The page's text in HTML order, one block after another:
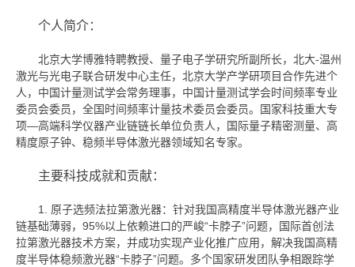
个人简介：
北京大学博雅特聘教授、量子电子学研究所副所长，北大-温州
激光与光电子联合研发中心主任，北京大学产学研项目合作先进个
人，中国计量测试学会常务理事，中国计量测试学会时间频率专业
委员会委员，全国时间频率计量技术委员会委员。国家科技重大专
项—高端科学仪器产业链链长单位负责人，国际量子精密测量、高
精度原子钟、稳频半导体激光器领域知名专家。
主要科技成就和贡献：
1. 原子选频法拉第激光器：针对我国高精度半导体激光器产业
链基础薄弱，95%以上依赖进口的严峻“卡脖子”问题，国际首创法
拉第激光器技术方案，并成功实现产业化推广应用，解决我国高精
度半导体稳频激光器“卡脖子”问题。多个国家研发团队争相跟踪学